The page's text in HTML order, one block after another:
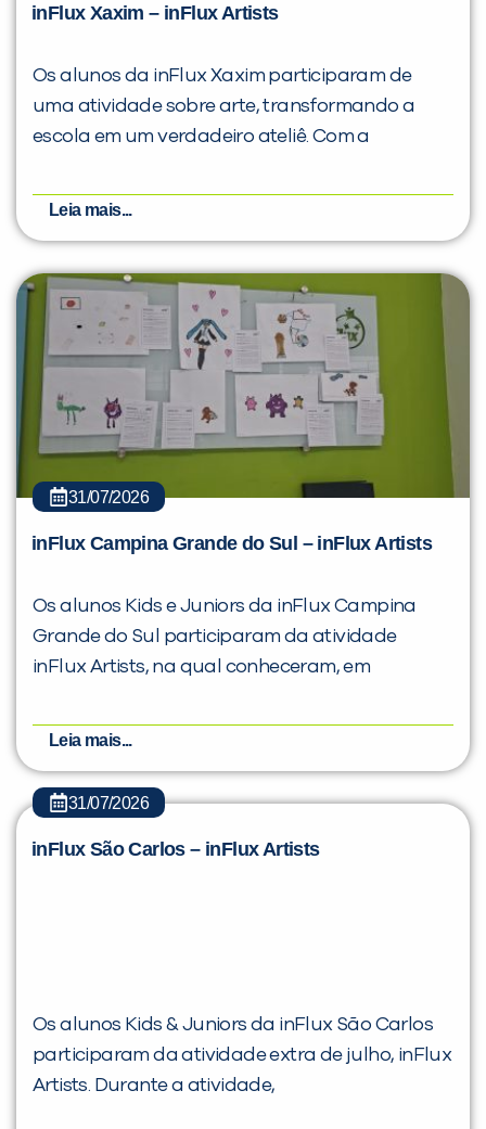
inFlux Xaxim – inFlux Artists
Os alunos da inFlux Xaxim participaram de
uma atividade sobre arte, transformando a
escola em um verdadeiro ateliê. Com a
Leia mais...
31/07/2026
inFlux Campina Grande do Sul – inFlux Artists
Os alunos Kids e Juniors da inFlux Campina
Grande do Sul participaram da atividade
inFlux Artists, na qual conheceram, em
Leia mais...
31/07/2026
inFlux São Carlos – inFlux Artists
Os alunos Kids & Juniors da inFlux São Carlos
participaram da atividade extra de julho, inFlux
Artists. Durante a atividade,